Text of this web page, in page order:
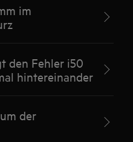
im
den Fehler i50
hintereinander
der